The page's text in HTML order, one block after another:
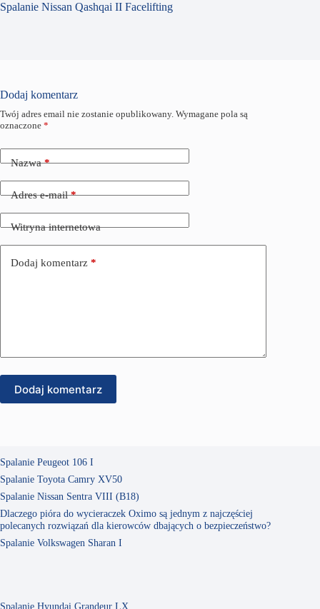
Spalanie Nissan Qashqai II Facelifting
Dodaj komentarz
Twój adres email nie zostanie opublikowany. Wymagane pola są
oznaczone *
Nazwa*
Adres e-mail*
Witryna internetowa
Dodaj komentarz *
Dodaj komentarz
Spalanie Peugeot 106 I
Spalanie Toyota Camry XV50
Spalanie Nissan Sentra VIII (B18)
Dlaczego pióra do wycieraczek Oximo są jednym z najczęściej
polecanych rozwiązań dla kierowców dbających o bezpieczeństwo?
Spalanie Volkswagen Sharan I
Spalanie Hyundai Grandeur LX